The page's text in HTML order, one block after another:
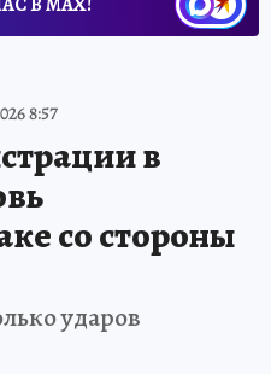
8:57
в
со стороны
ударов